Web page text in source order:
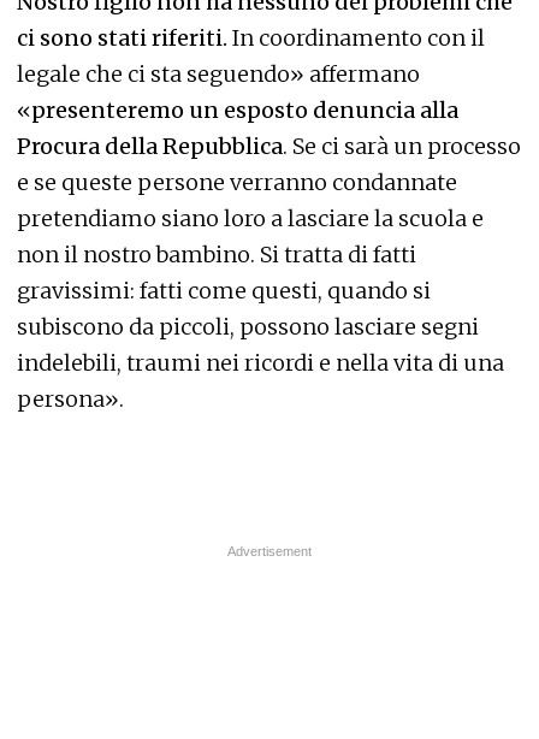
ci sono stati riferiti. In coordinamento con il
legale che ci sta seguendo» affermano
«presenteremo un esposto denuncia alla
Procura della Repubblica. Se ci sarà un processo
e se queste persone verranno condannate
pretendiamo siano loro a lasciare la scuola e
non il nostro bambino. Si tratta di fatti
gravissimi: fatti come questi, quando si
subiscono da piccoli, possono lasciare segni
indelebili, traumi nei ricordi e nella vita di una
persona».